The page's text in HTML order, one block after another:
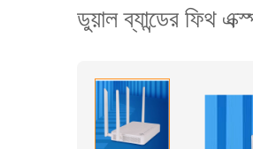
ডুয়াল ব্যান্ডের ফিথ